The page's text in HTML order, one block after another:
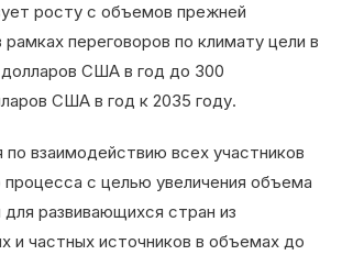
росту с объемов прежней
рамках переговоров по климату цели в
США в год до 300
США в год к 2035 году.
по взаимодействию всех участников
процесса с целью увеличения объема
для развивающихся стран из
и частных источников в объемах до